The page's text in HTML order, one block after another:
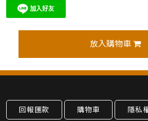
放入購物車
回報匯款 購物車 隱私